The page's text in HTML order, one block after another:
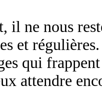
il ne nous
et
qui
attendre